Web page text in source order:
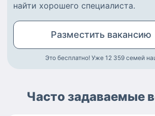
найти хорошего специалиста.
Разместить вакансию
Это бесплатно! Уже 12 359 семей
Часто задаваемые